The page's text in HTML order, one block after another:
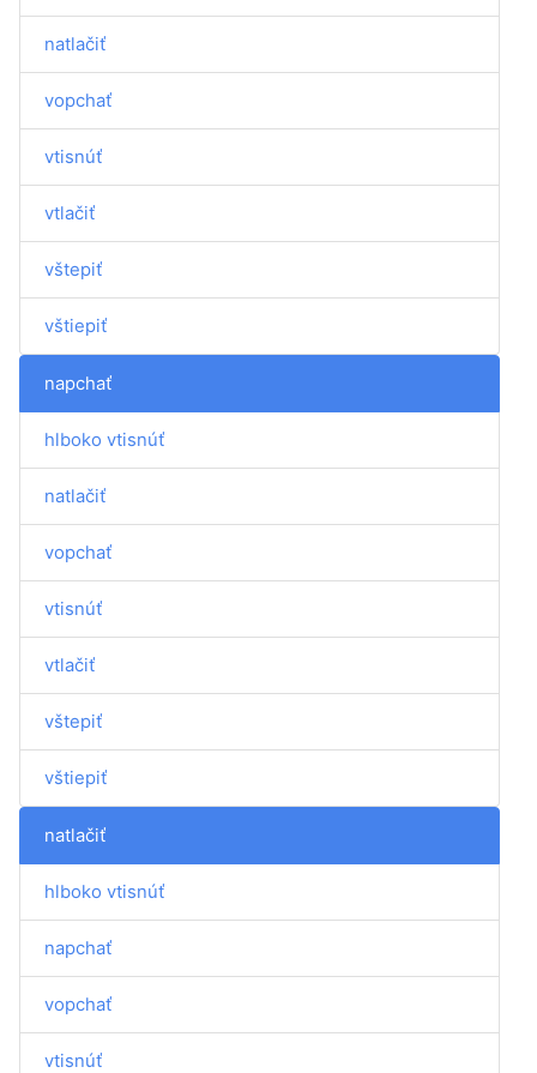
natlačiť
vopchať
vtisnúť
vtlačiť
vštepiť
vštiepiť
napchať
hlboko vtisnúť
natlačiť
vopchať
vtisnúť
vtlačiť
vštepiť
vštiepiť
natlačiť
hlboko vtisnúť
napchať
vopchať
vtisnúť